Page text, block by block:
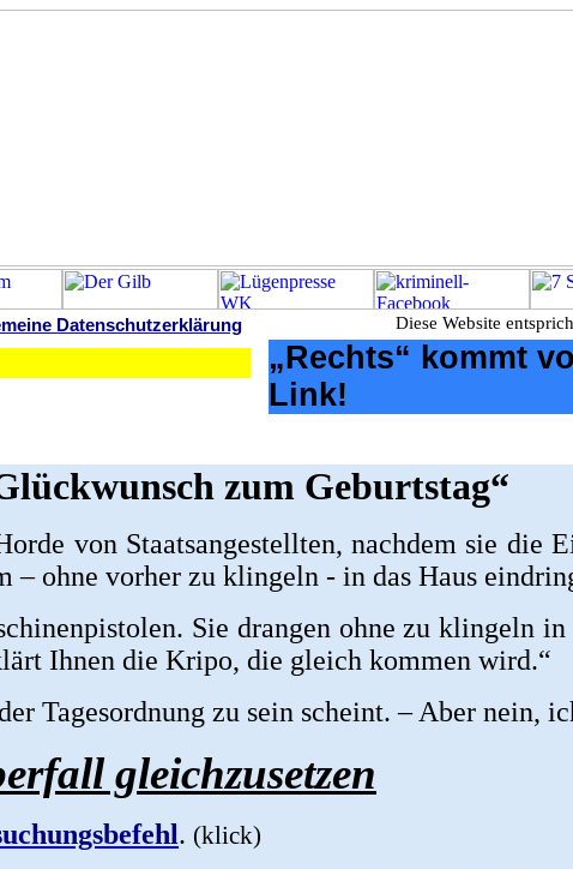
Datenschutzerklärung Diese Website
„Rechts“ kommt
Link!
zum Geburtstag“
von Staatsangestellten, nachdem sie die
– ohne vorher zu klingeln - in das Haus
Sie drangen ohne zu klingeln
Ihnen die Kripo, die gleich kommen wird.“
Tagesordnung zu sein scheint. – Aber nein,
gleichzusetzen
. (klick)